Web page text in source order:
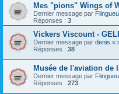
Mes "pions" Wings of
Dernier message par
Réponses : 3
Vickers Viscount -
Dernier message par denis «
Réponses : 38
Musée de l'aviation de
Dernier message par
Réponses : 273